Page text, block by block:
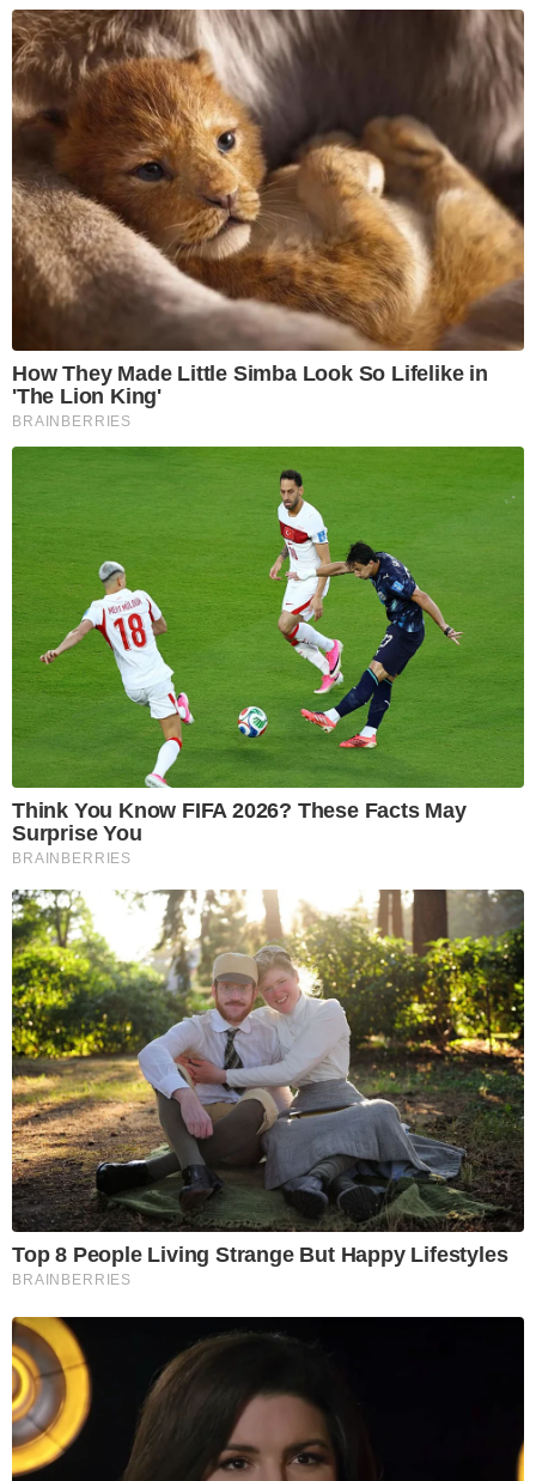
How They Made Little Simba Look So Lifelike in
'The Lion King'
BRAINBERRIES
Think You Know FIFA 2026? These Facts May
Surprise You
BRAINBERRIES
Top 8 People Living Strange But Happy Lifestyles
BRAINBERRIES